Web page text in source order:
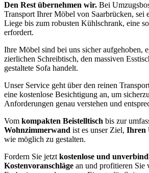
Den Rest übernehmen wir. Bei
Transport Ihrer Möbel von Saarbrücken, sei
Liege bis zum robusten Kühlschrank, eine
erfordert.
Ihre Möbel sind bei uns sicher aufgehoben,
zierlichen Schreibtisch, den massiven
gestaltete Sofa handelt.
Unser Service geht über den reinen
eine kostenlose Besichtigung an, um
Anforderungen genau verstehen und
Vom kompakten Beistelltisch bis zur
Wohnzimmerwand ist es unser Ziel, Ihren
wie möglich zu gestalten.
Fordern Sie jetzt kostenlose und
Kostenvoranschläge an und profitieren Sie